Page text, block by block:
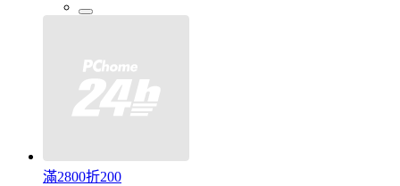
滿2800折200